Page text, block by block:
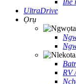
Ihe
UltraDrive
Ọrụ
RV